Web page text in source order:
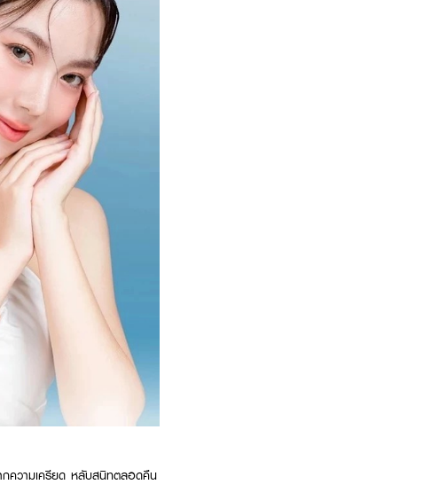
กความเครียด หลับสนิทตลอดคืน